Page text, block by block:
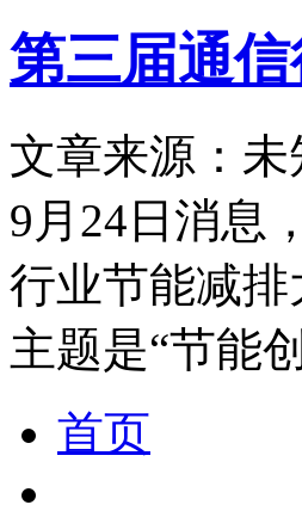
第三届通
文章来源：未
9月24日消息
行业节能减排
主题是“节能
首页